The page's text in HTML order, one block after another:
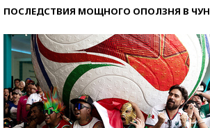
ПОСЛЕДСТВИЯ МОЩНОГО ОПОЛЗНЯ В